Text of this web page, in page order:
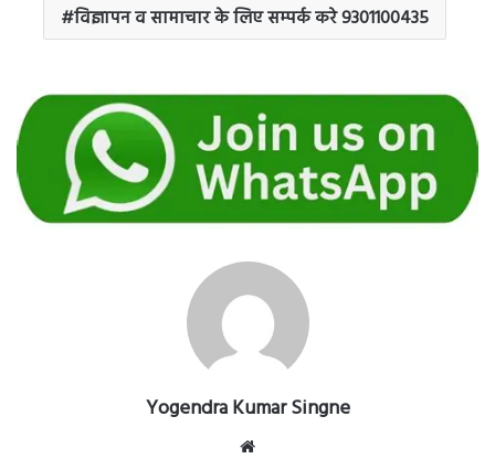
विज्ञापन व सामाचार के लिए सम्पर्क करे 9301100435
Yogendra Kumar Singne